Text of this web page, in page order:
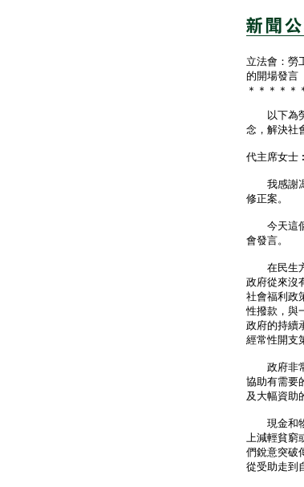
立法會：勞
的開場發言
＊＊＊＊＊
以下為勞
念，解決社
代主席女士︰
我感謝馮
修正案。
今天這個
會發言。
在民生方
政府從來沒
社會福利政
性撥款，與
政府的持續
經常性開支
政府非常
協助有需要
及大幅資助
現金和物
上減輕貧窮
們銳意突破
從受助走到